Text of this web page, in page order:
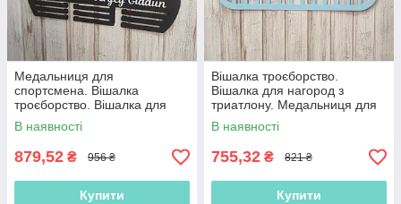
Медальниця для
спортсмена. Вішалка
троєборство. Вішалка для
нагород з триатлону. Вішалка
для нагород
В наявності
879,52 ₴ 956 ₴
Купити
Вішалка троєборство.
Вішалка для нагород з
триатлону. Медальниця для
спортсмена. Вішалка для
нагород
В наявності
755,32 ₴ 821 ₴
Купити